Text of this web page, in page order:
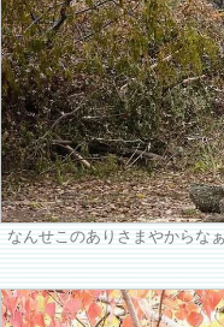
なんせこのありさまやからな